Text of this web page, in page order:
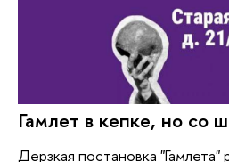
Гамлет в кепке, но со
Дерзкая постановка